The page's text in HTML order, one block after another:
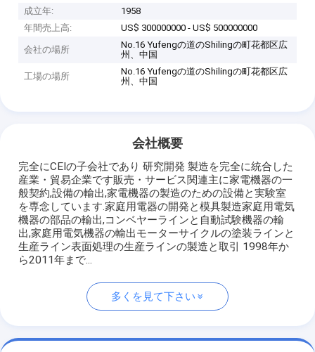
成立年:
1958
年間売上高:
US$ 300000000 - US$ 500000000
会社の場所
No.16 Yufengの道のShilingの町花都区広
州、中国
工場の場所
No.16 Yufengの道のShilingの町花都区広
州、中国
会社概要
完全にCEIの子会社であり 研究開発 製造を完全に統合した
産業・貿易企業です販売・サービス関連主に家電機器の一
般契約,設備の輸出,家電機器の製造のための設備と実験室
を専念しています.家庭用電器の開発と模具製造家庭用電気
機器の部品の輸出,コンベヤーラインと自動試験機器の輸
出,家庭用電気機器の輸出モーターサイクルの塗装ラインと
生産ライン表面処理の生産ラインの製造と取引 1998年か
ら2011年まで...
多くを見て下さい